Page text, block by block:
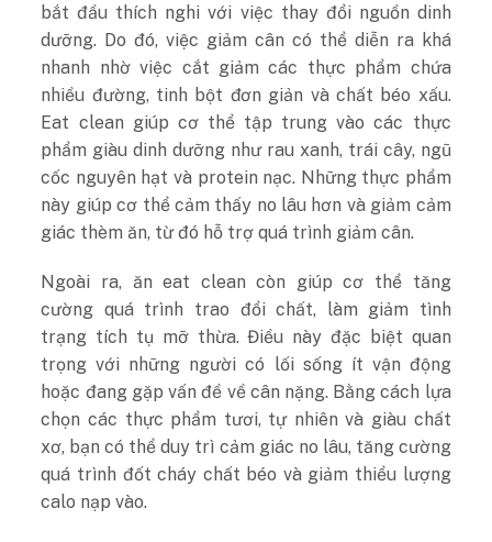
bắt đầu thích nghi với việc thay đổi nguồn dinh
dưỡng. Do đó, việc giảm cân có thể diễn ra khá
nhanh nhờ việc cắt giảm các thực phẩm chứa
nhiều đường, tinh bột đơn giản và chất béo xấu.
Eat clean giúp cơ thể tập trung vào các thực
phẩm giàu dinh dưỡng như rau xanh, trái cây, ngũ
cốc nguyên hạt và protein nạc. Những thực phẩm
này giúp cơ thể cảm thấy no lâu hơn và giảm cảm
giác thèm ăn, từ đó hỗ trợ quá trình giảm cân.
Ngoài ra, ăn eat clean còn giúp cơ thể tăng
cường quá trình trao đổi chất, làm giảm tình
trạng tích tụ mỡ thừa. Điều này đặc biệt quan
trọng với những người có lối sống ít vận động
hoặc đang gặp vấn đề về cân nặng. Bằng cách lựa
chọn các thực phẩm tươi, tự nhiên và giàu chất
xơ, bạn có thể duy trì cảm giác no lâu, tăng cường
quá trình đốt cháy chất béo và giảm thiểu lượng
calo nạp vào.